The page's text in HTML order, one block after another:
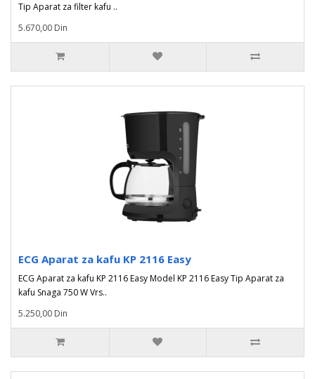
Tip Aparat za filter kafu ..
5.670,00 Din
ECG Aparat za kafu KP 2116 Easy
ECG Aparat za kafu KP 2116 Easy Model KP 2116 Easy Tip Aparat za
kafu Snaga 750 W Vrs..
5.250,00 Din